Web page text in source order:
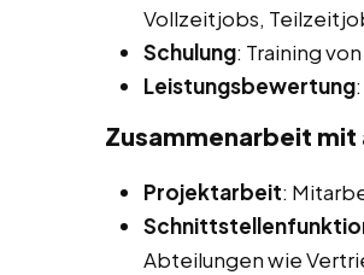
Vollzeitjobs,
Schulung: Training
Leistungsbewertung
Zusammenarbeit
Projektarbeit:
Abteilungen wie